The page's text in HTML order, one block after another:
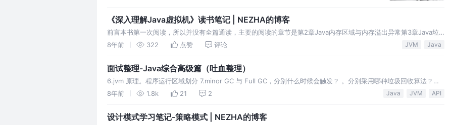
解虚拟机的机…
《深入理解Java虚拟机》读书笔记 | NEZHA的博客
前言本书第一次阅读，所以并没有全篇通读，主要的阅读的章节是第2章Java内存区域与内存溢出异常第3章Java垃
圾回收机器与内存分配策略第4章JVM性能监控与故障处理工具第7章虚拟机类加载机制总之此书很
8年前 322 点赞 评论 JVM Java
面试整理-Java综合高级篇（吐血整理）
6.jvm 原理。程序运行区域划分 7.minor GC 与 Full GC，分别什么时候会触发？ 。分别采用哪种垃圾回收算法？简
单介绍算法 Minor GC触发条件：当Eden区满时，触发Minor GC。 从put方法的实现可以看出，它先获取了锁，并
8年前 1.8k 21 2 Java JVM API
设计模式学习笔记-策略模式 | NEZHA的博客